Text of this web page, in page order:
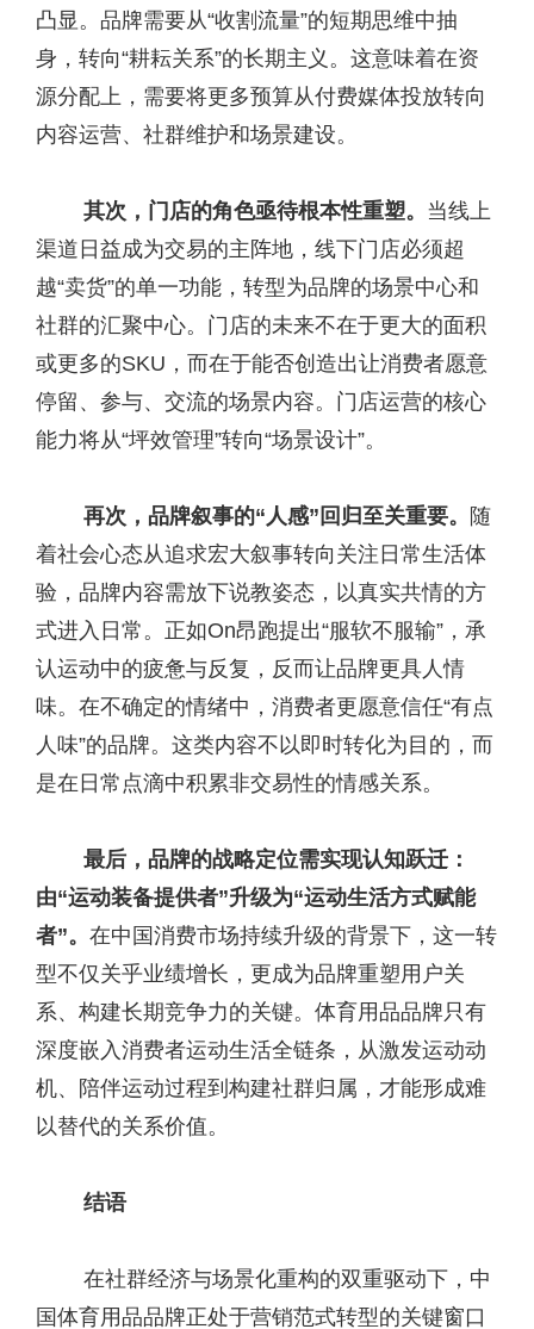
凸显。品牌需要从“收割流量”的短期思维中抽
身，转向“耕耘关系”的长期主义。这意味着在资
源分配上，需要将更多预算从付费媒体投放转向
内容运营、社群维护和场景建设。
其次，门店的角色亟待根本性重塑。 当线上
渠道日益成为交易的主阵地，线下门店必须超
越“卖货”的单一功能，转型为品牌的场景中心和
社群的汇聚中心。门店的未来不在于更大的面积
或更多的SKU，而在于能否创造出让消费者愿意
停留、参与、交流的场景内容。门店运营的核心
能力将从“坪效管理”转向“场景设计”。
再次，品牌叙事的“人感”回归至关重要。 随
着社会心态从追求宏大叙事转向关注日常生活体
验，品牌内容需放下说教姿态，以真实共情的方
式进入日常。正如On昂跑提出“服软不服输”，承
认运动中的疲惫与反复，反而让品牌更具人情
味。在不确定的情绪中，消费者更愿意信任“有点
人味”的品牌。这类内容不以即时转化为目的，而
是在日常点滴中积累非交易性的情感关系。
最后，品牌的战略定位需实现认知跃迁：
由“运动装备提供者”升级为“运动生活方式赋能
者”。 在中国消费市场持续升级的背景下，这一转
型不仅关乎业绩增长，更成为品牌重塑用户关
系、构建长期竞争力的关键。体育用品品牌只有
深度嵌入消费者运动生活全链条，从激发运动动
机、陪伴运动过程到构建社群归属，才能形成难
以替代的关系价值。
结语
在社群经济与场景化重构的双重驱动下，中
国体育用品品牌正处于营销范式转型的关键窗口